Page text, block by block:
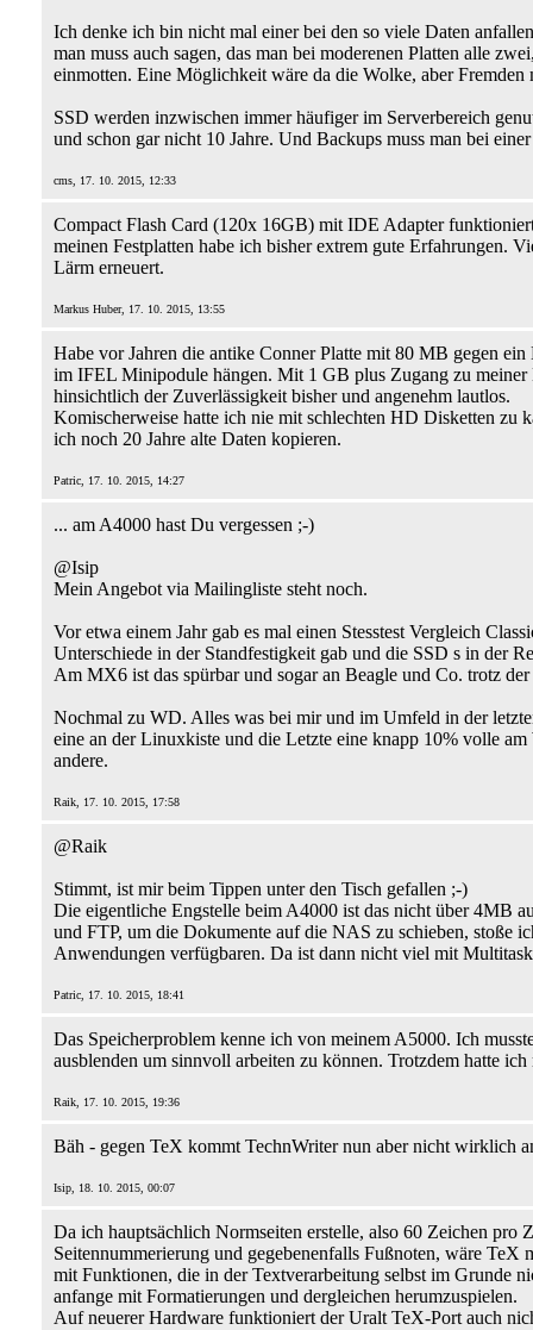
Ich denke ich bin nicht mal einer bei den so viele Daten
man muss auch sagen, das man bei moderenen Platten alle
einmotten. Eine Möglichkeit wäre da die Wolke, aber Fremden
SSD werden inzwischen immer häufiger im Serverbereich
und schon gar nicht 10 Jahre. Und Backups muss man bei
cms, 17. 10. 2015, 12:33
Compact Flash Card (120x 16GB) mit IDE Adapter
meinen Festplatten habe ich bisher extrem gute Erfahrungen.
Lärm erneuert.
Markus Huber, 17. 10. 2015, 13:55
Habe vor Jahren die antike Conner Platte mit 80 MB gegen
im IFEL Minipodule hängen. Mit 1 GB plus Zugang zu
hinsichtlich der Zuverlässigkeit bisher und angenehm lautlos.
Komischerweise hatte ich nie mit schlechten HD Disketten zu
ich noch 20 Jahre alte Daten kopieren.
Patric, 17. 10. 2015, 14:27
... am A4000 hast Du vergessen ;-)
@Isip
Mein Angebot via Mailingliste steht noch.
Vor etwa einem Jahr gab es mal einen Stesstest Vergleich
Unterschiede in der Standfestigkeit gab und die SSD s in der
Am MX6 ist das spürbar und sogar an Beagle und Co. trotz
Nochmal zu WD. Alles was bei mir und im Umfeld in der
eine an der Linuxkiste und die Letzte eine knapp 10% volle
andere.
Raik, 17. 10. 2015, 17:58
@Raik
Stimmt, ist mir beim Tippen unter den Tisch gefallen ;-)
Die eigentliche Engstelle beim A4000 ist das nicht über 4MB
und FTP, um die Dokumente auf die NAS zu schieben, stoße
Anwendungen verfügbaren. Da ist dann nicht viel mit
Patric, 17. 10. 2015, 18:41
Das Speicherproblem kenne ich von meinem A5000. Ich
ausblenden um sinnvoll arbeiten zu können. Trotzdem hatte
Raik, 17. 10. 2015, 19:36
Bäh - gegen TeX kommt TechnWriter nun aber nicht wirklich
Isip, 18. 10. 2015, 00:07
Da ich hauptsächlich Normseiten erstelle, also 60 Zeichen
Seitennummerierung und gegebenenfalls Fußnoten, wäre
mit Funktionen, die in der Textverarbeitung selbst im Grunde
anfange mit Formatierungen und dergleichen herumzuspielen.
Auf neuerer Hardware funktioniert der Uralt TeX-Port auch